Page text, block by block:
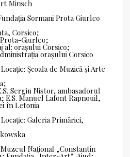
Minsch
Sormani Prota Giurleo
Corsico;
Giurleo;
al: orașului Corsico;
orașului Corsico
Școala de Muzică și Arte
Sergiu Nistor, ambasadorul
E.S. Manuel Lafont Rapnouil,
în Letonia
Galeria Primăriei,
Național „Constantin